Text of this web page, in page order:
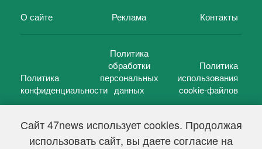
Сайт 47news использует cookies. Продолжая
использовать сайт, вы даете согласие на
О сайте Реклама Контакты
Политика
конфиденциальности
Политика
обработки
персональных
данных
Политика
использования
cookie-файлов